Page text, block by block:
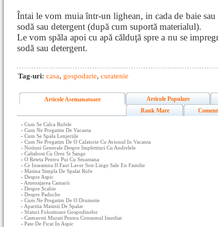
Întai le vom muia într-un lighean, in cada de baie sau
sodă sau detergent (după cum suportă materialul).
Le vom spăla apoi cu apă călduţă spre a nu se
sodă sau detergent.
Tag-uri: casa, gospodarie, curatenie
Articole Asemanatoare
Articole Populare
Rank Mare
- Cum Se Calca Rufele
- Cum Ne Pregatim De Vacanta
- Cum Se Spala Lenjeriile
- Cum Ne Pregatim De O Calatorie Cu Avionul In Vacanta
- Notiuni Generale Despre Impletituri Cu Andrelele
- Caltabosi Cu Orez Si Sange
- O Reteta Pentru Pui Cu Smantana
- Ce Inseamna Il Faut Laver Son Linge Sale En Familie
- Masina Simpla De Spalat Rufe
- Despre Aspic
- Amenajarea Camarii
- Despre Scabie
- Despre Paduche
- Cum Ne Pregatim De O Drumetie
- Aparitia Masinii De Spalat
- Sfaturi Folositoare Gospodinelor
- Castraveti Murati Pentru Consumul Imediat
- Pate De Ficat In Aspic